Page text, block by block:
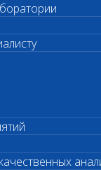
знак
материалов,
с